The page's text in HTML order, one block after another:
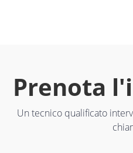
Prenota
Un tecnico qualificato